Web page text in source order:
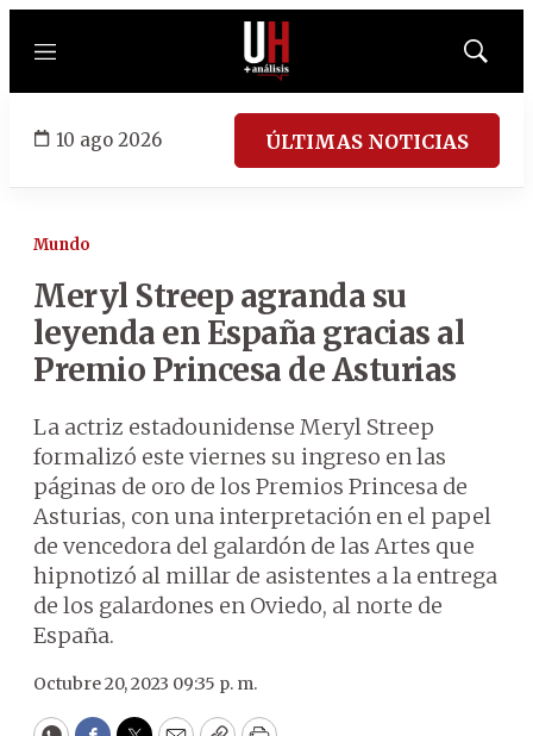
Menú
Mostrar
10 ago 2026 ÚLTIMAS NOTICIAS
Mundo
Meryl Streep agranda su
leyenda en España gracias al
Premio Princesa de Asturias
La actriz estadounidense Meryl Streep
formalizó este viernes su ingreso en las
páginas de oro de los Premios Princesa de
Asturias, con una interpretación en el papel
de vencedora del galardón de las Artes que
hipnotizó al millar de asistentes a la entrega
de los galardones en Oviedo, al norte de
España.
Octubre 20, 2023 09:35 p. m.